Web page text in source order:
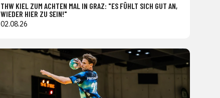
THW KIEL ZUM ACHTEN MAL IN GRAZ: "ES FÜHLT SICH GUT AN,
WIEDER HIER ZU SEIN!"
02.08.26